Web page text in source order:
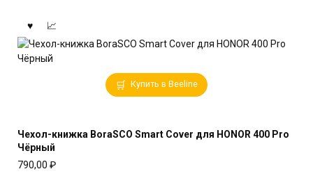
Купить в Beeline
Чехол-книжка BoraSCO Smart Cover для HONOR 400 Pro
Чёрный
790,00 ₽